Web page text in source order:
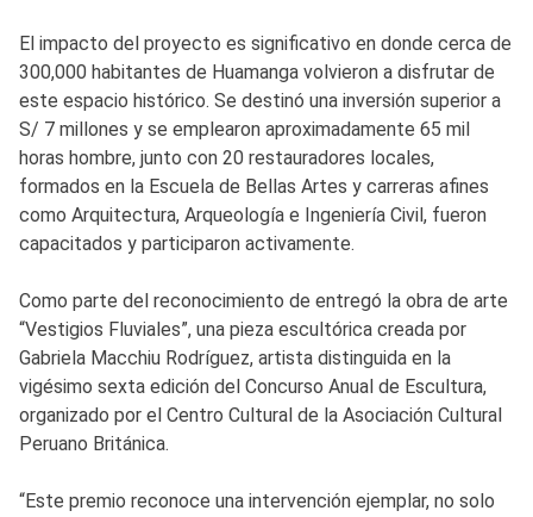
El impacto del proyecto es significativo en donde cerca de
300,000 habitantes de Huamanga volvieron a disfrutar de
este espacio histórico. Se destinó una inversión superior a
S/ 7 millones y se emplearon aproximadamente 65 mil
horas hombre, junto con 20 restauradores locales,
formados en la Escuela de Bellas Artes y carreras afines
como Arquitectura, Arqueología e Ingeniería Civil, fueron
capacitados y participaron activamente.
Como parte del reconocimiento de entregó la obra de arte
“Vestigios Fluviales”, una pieza escultórica creada por
Gabriela Macchiu Rodríguez, artista distinguida en la
vigésimo sexta edición del Concurso Anual de Escultura,
organizado por el Centro Cultural de la Asociación Cultural
Peruano Británica.
“Este premio reconoce una intervención ejemplar, no solo